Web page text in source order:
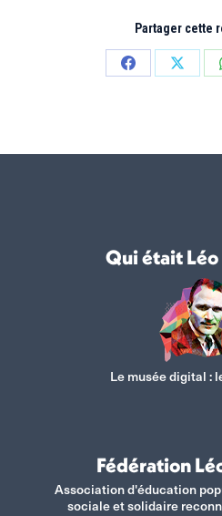
Partager cette
Partager
Qui était Léo
Le musée digital :
Fédération
Association d'éducation
sociale et solidaire